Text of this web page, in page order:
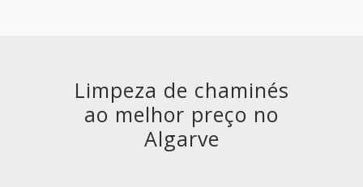
Limpeza de chaminés
ao melhor preço no
Algarve